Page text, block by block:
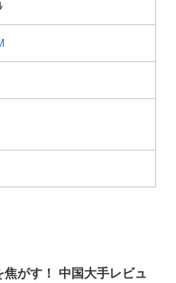
がす！ 中国大手レビュ